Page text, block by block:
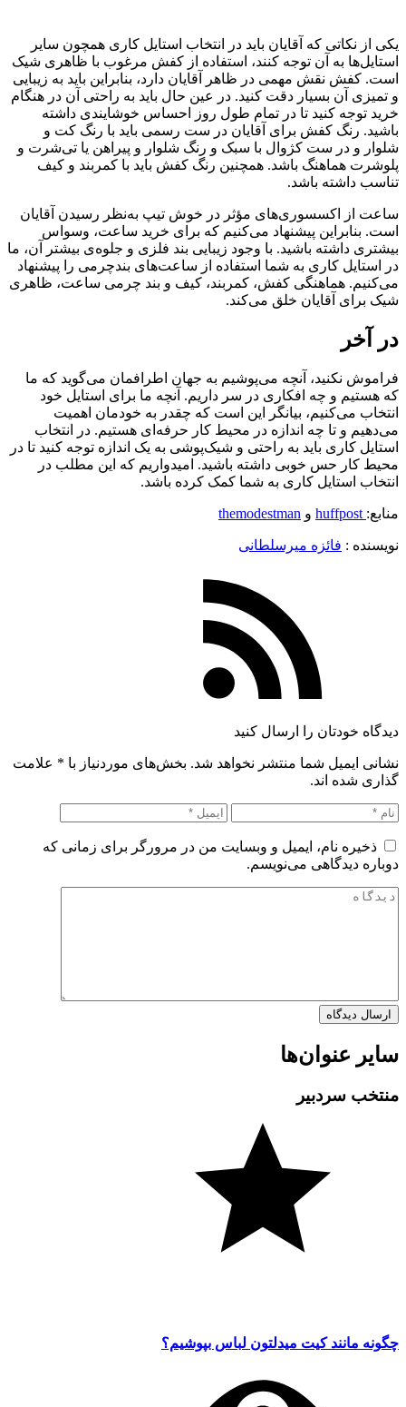
یکی از نکاتی که آقایان باید در انتخاب استایل کاری همچون سایر
استایل‌ها به آن توجه کنند، استفاده از کفش مرغوب با ظاهری شیک
است. کفش نقش مهمی در ظاهر آقایان دارد، بنابراین باید به زیبایی
و تمیزی آن بسیار دقت کنید. در عین حال باید به راحتی آن در هنگام
خرید توجه کنید تا در تمام طول روز احساس خوشایندی داشته
باشید. رنگ کفش برای آقایان در ست رسمی باید با رنگ کت و
شلوار و در ست کژوال با سبک و رنگ شلوار و پیراهن یا تی‌شرت و
پلوشرت هماهنگ باشد. همچنین رنگ کفش باید با کمربند و کیف
تناسب داشته باشد.
ساعت از اکسسوری‌های مؤثر در خوش تیپ به‌نظر رسیدن آقایان
است. بنابراین پیشنهاد می‌کنیم که برای خرید ساعت، وسواس
بیشتری داشته باشید. با وجود زیبایی بند فلزی و جلوه‌ی بیشتر آن، ما
در استایل کاری به شما استفاده از ساعت‌های بندچرمی را پیشنهاد
می‌کنیم. هماهنگی کفش، کمربند، کیف و بند چرمی ساعت، ظاهری
شیک برای آقایان خلق می‌کند.
در آخر
فراموش نکنید، آنچه می‌پوشیم به جهان اطرافمان می‌گوید که ما
که هستیم و چه افکاری در سر داریم. آنچه ما برای استایل خود
انتخاب می‌کنیم، بیانگر این است که چقدر به خودمان اهمیت
می‌دهیم و تا چه اندازه در محیط کار حرفه‌ای هستیم. در انتخاب
استایل کاری باید به راحتی و شیک‌پوشی به یک اندازه توجه کنید تا در
محیط کار حس خوبی داشته باشید. امیدواریم که این مطلب در
انتخاب استایل کاری به شما کمک کرده باشد.
منابع: huffpost و themodestman
نویسنده :‌ فائزه میرسلطانی
دیدگاه خودتان را ارسال کنید
نشانی ایمیل شما منتشر نخواهد شد. بخش‌های موردنیاز با * علامت
گذاری شده اند.
ذخیره نام، ایمیل و وبسایت من در مرورگر برای زمانی که
دوباره دیدگاهی می‌نویسم.
سایر عنوان‌ها
منتخب سردبیر
چگونه مانند کیت میدلتون لباس بپوشیم؟